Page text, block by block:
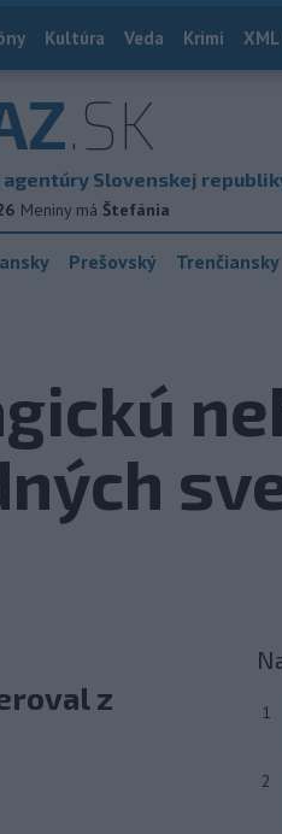
Kultúra Veda Krimi
.SK
Slovenskej
Meniny má Štefánia
Prešovský Trenčiansky
z
1
2